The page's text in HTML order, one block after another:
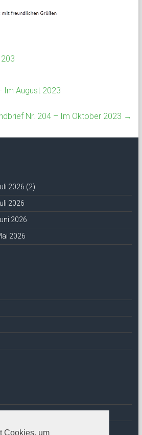
Cookies, um
Im August 2023
Nr. 204 – Im Oktober 2023 →
2026 (2)
2026
2026
2026